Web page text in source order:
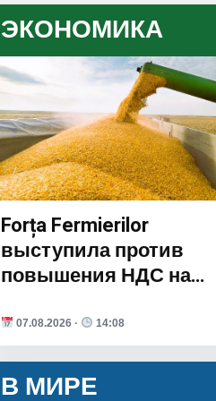
ЭКОНОМИКА
Forța Fermierilor
выступила против
повышения НДС на
привести к массовому
банкротству аграриев
07.08.2026 · 14:08
В МИРЕ